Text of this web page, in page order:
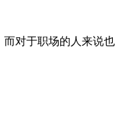
对于职场的人来说也